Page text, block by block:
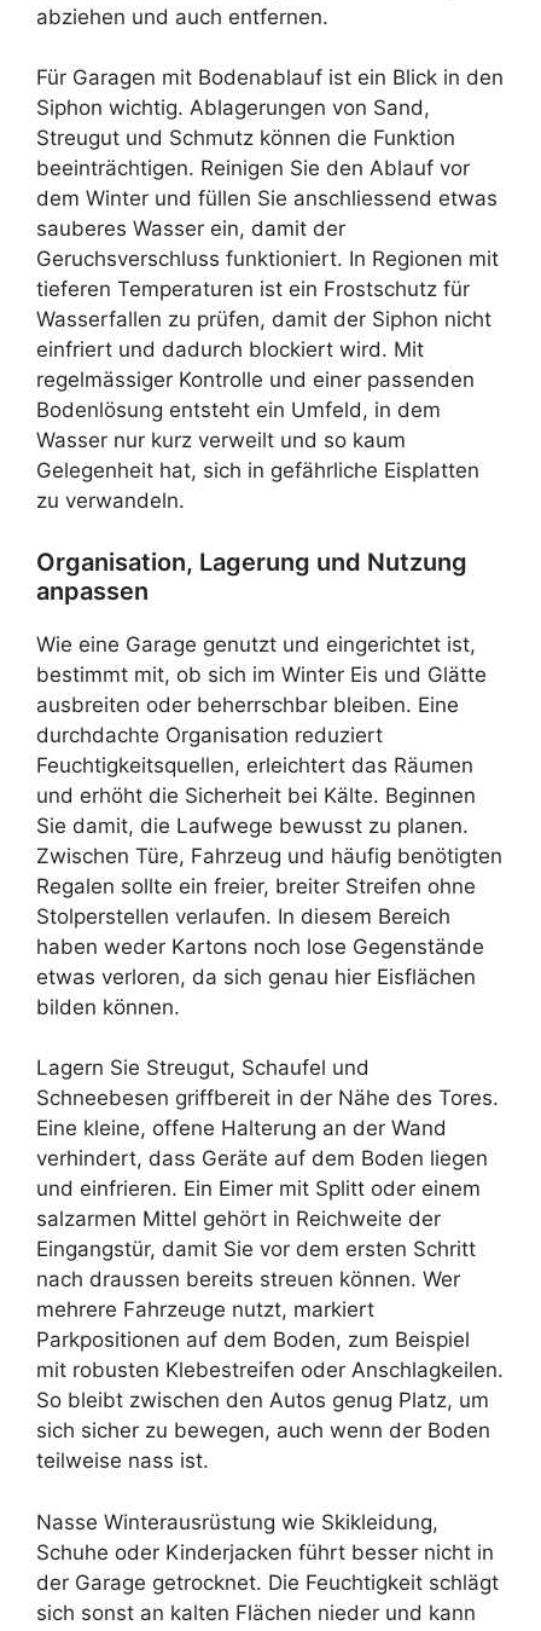
abziehen und auch entfernen.
Für Garagen mit Bodenablauf ist ein Blick in den
Siphon wichtig. Ablagerungen von Sand,
Streugut und Schmutz können die Funktion
beeinträchtigen. Reinigen Sie den Ablauf vor
dem Winter und füllen Sie anschliessend etwas
sauberes Wasser ein, damit der
Geruchsverschluss funktioniert. In Regionen mit
tieferen Temperaturen ist ein Frostschutz für
Wasserfallen zu prüfen, damit der Siphon nicht
einfriert und dadurch blockiert wird. Mit
regelmässiger Kontrolle und einer passenden
Bodenlösung entsteht ein Umfeld, in dem
Wasser nur kurz verweilt und so kaum
Gelegenheit hat, sich in gefährliche Eisplatten
zu verwandeln.
Organisation, Lagerung und Nutzung
anpassen
Wie eine Garage genutzt und eingerichtet ist,
bestimmt mit, ob sich im Winter Eis und Glätte
ausbreiten oder beherrschbar bleiben. Eine
durchdachte Organisation reduziert
Feuchtigkeitsquellen, erleichtert das Räumen
und erhöht die Sicherheit bei Kälte. Beginnen
Sie damit, die Laufwege bewusst zu planen.
Zwischen Türe, Fahrzeug und häufig benötigten
Regalen sollte ein freier, breiter Streifen ohne
Stolperstellen verlaufen. In diesem Bereich
haben weder Kartons noch lose Gegenstände
etwas verloren, da sich genau hier Eisflächen
bilden können.
Lagern Sie Streugut, Schaufel und
Schneebesen griffbereit in der Nähe des Tores.
Eine kleine, offene Halterung an der Wand
verhindert, dass Geräte auf dem Boden liegen
und einfrieren. Ein Eimer mit Splitt oder einem
salzarmen Mittel gehört in Reichweite der
Eingangstür, damit Sie vor dem ersten Schritt
nach draussen bereits streuen können. Wer
mehrere Fahrzeuge nutzt, markiert
Parkpositionen auf dem Boden, zum Beispiel
mit robusten Klebestreifen oder Anschlagkeilen.
So bleibt zwischen den Autos genug Platz, um
sich sicher zu bewegen, auch wenn der Boden
teilweise nass ist.
Nasse Winterausrüstung wie Skikleidung,
Schuhe oder Kinderjacken führt besser nicht in
der Garage getrocknet. Die Feuchtigkeit schlägt
sich sonst an kalten Flächen nieder und kann